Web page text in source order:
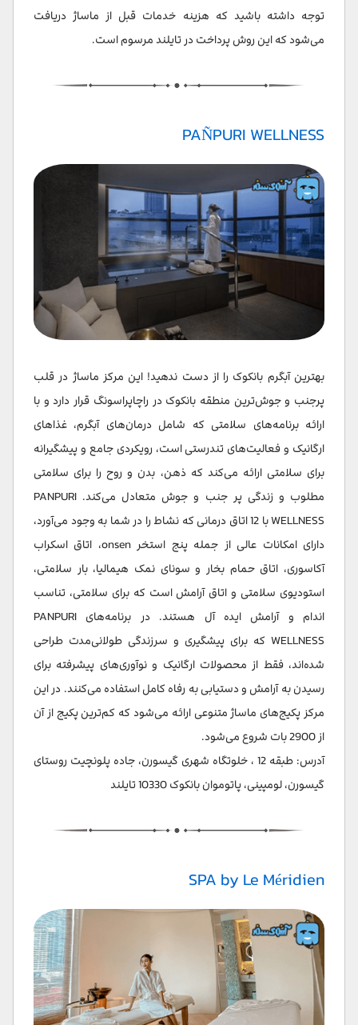
توجه داشته باشید که هزینه خدمات قبل از ماساژ دریافت
می‌شود که این روش پرداخت در تایلند مرسوم است.
PAÑPURI WELLNESS
بهترین آبگرم بانکوک را از دست ندهید! این مرکز ماساژ در قلب
پرجنب و جوش‌ترین منطقه بانکوک در راچاپراسونگ قرار دارد و با
ارائه برنامه‌های سلامتی که شامل درمان‌های آبگرم، غذاهای
ارگانیک و فعالیت‌های تندرستی است، رویکردی جامع و پیشگیرانه
برای سلامتی ارائه می‌کند که ذهن، بدن و روح را برای سلامتی
مطلوب و زندگی پر جنب و جوش متعادل می‌کند. PANPURI
WELLNESS با 12 اتاق درمانی که نشاط را در شما به وجود می‌آورد،
دارای امکانات عالی از جمله پنج استخر onsen، اتاق اسکراب
آکاسوری، اتاق حمام بخار و سونای نمک هیمالیا، بار سلامتی،
استودیوی سلامتی و اتاق آرامش است که برای سلامتی، تناسب
اندام و آرامش ایده آل هستند. در برنامه‌های PANPURI
WELLNESS که برای پیشگیری و سرزندگی طولانی‌مدت طراحی
شده‌اند، فقط از محصولات ارگانیک و نوآوری‌های پیشرفته برای
رسیدن به آرامش و دستیابی به رفاه کامل استفاده می‌کنند. در این
مرکز پکیج‌های ماساژ متنوعی ارائه می‌شود که کم‌ترین پکیج از آن
از 2900 بات شروع می‌شود.
آدرس: طبقه 12 ، خلوتگاه شهری گیسورن، جاده پلونچیت روستای
گیسورن، لومپینی، پاتوموان بانکوک 10330 تایلند
SPA by Le Méridien